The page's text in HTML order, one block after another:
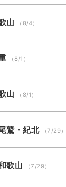
山 （8/4）
（8/1）
山 （8/1）
鷲・紀北 （7/29）
歌山 （7/29）